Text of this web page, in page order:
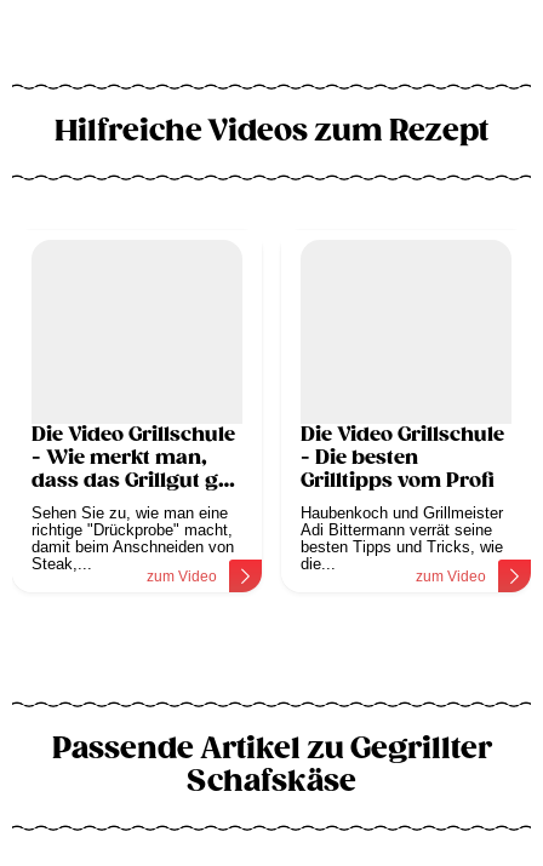
Hilfreiche Videos zum Rezept
Die Video Grillschule
- Wie merkt man,
dass das Grillgut gar
ist?
Sehen Sie zu, wie man eine
richtige "Drückprobe" macht,
damit beim Anschneiden von
Steak,...
zum Video
Die Video Grillschule
- Die besten
Grilltipps vom Profi
Haubenkoch und Grillmeister
Adi Bittermann verrät seine
besten Tipps und Tricks, wie
die...
zum Video
Passende Artikel zu Gegrillter
Schafskäse